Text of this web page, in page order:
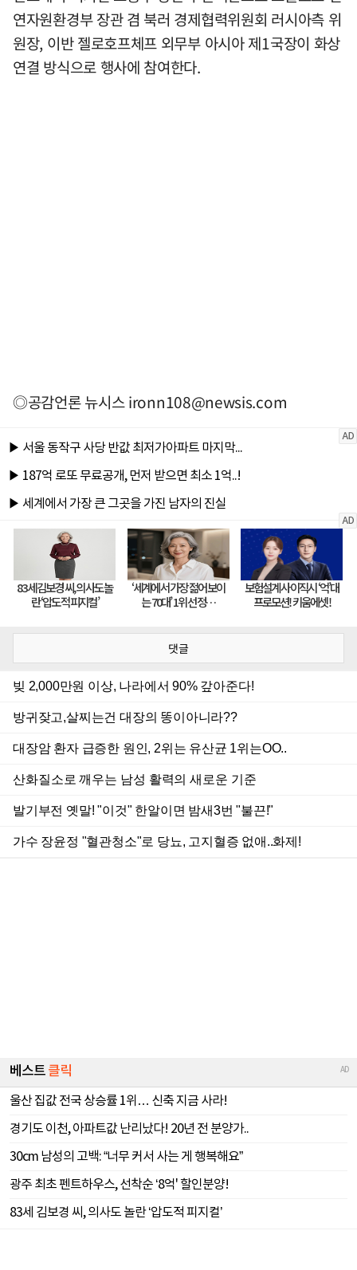
연자원환경부 장관 겸 북러 경제협력위원회 러시아측 위
원장, 이반 젤로호프체프 외무부 아시아 제1국장이 화상
연결 방식으로 행사에 참여한다.
◎공감언론 뉴시스ironn108@newsis.com
댓글